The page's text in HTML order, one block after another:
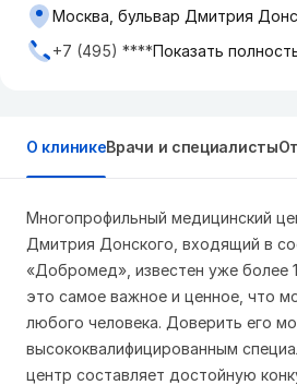
Москва, бульвар Дмитрия
+7 (495) ****Показать
О клиникеВрачи и специалисты
Многопрофильный медицинский
Дмитрия Донского, входящий в
«Добромед» , известен уже более
это самое важное и ценное, что
любого человека. Доверить его
высококвалифицированным
центр составляет достойную